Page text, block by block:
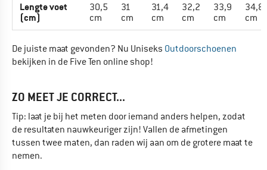
Lengte voet
(cm)
30,5
cm
31
cm
31,4
cm
32,2
cm
33,9
cm
34,8
cm
De juiste maat gevonden? Nu Uniseks Outdoorschoenen
bekijken in de Five Ten online shop!
ZO MEET JE CORRECT...
Tip: laat je bij het meten door iemand anders helpen, zodat
de resultaten nauwkeuriger zijn! Vallen de afmetingen
tussen twee maten, dan raden wij aan om de grotere maat te
nemen.